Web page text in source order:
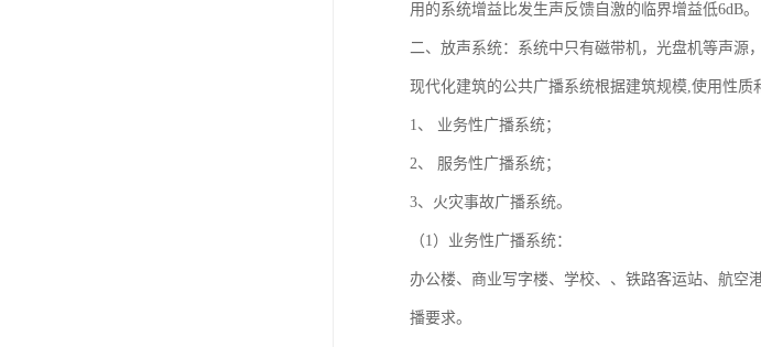
用的系统增益比发生声反馈自激的临界增益低6dB。
二、放声系统：系统中只有磁带机，光盘机等声源
现代化建筑的公共广播系统根据建筑规模,使用性质
1、 业务性广播系统；
2、 服务性广播系统；
3、火灾事故广播系统。
（1）业务性广播系统：
办公楼、商业写字楼、学校、、铁路客运站、航空
播要求。